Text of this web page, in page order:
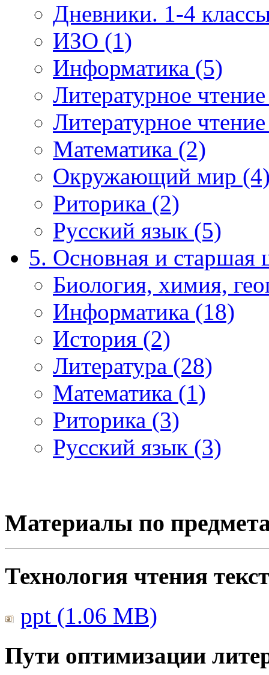
Дневники. 1-4
ИЗО (1)
Информатика (5)
Литературное
Литературное
Математика (2)
Окружающий мир
Риторика (2)
Русский язык (5)
5. Основная и старшая
Биология, химия,
Информатика (18)
История (2)
Литература (28)
Математика (1)
Риторика (3)
Русский язык (3)
Материалы по
Технология чтения
ppt (1.06 MB)
Пути оптимизации